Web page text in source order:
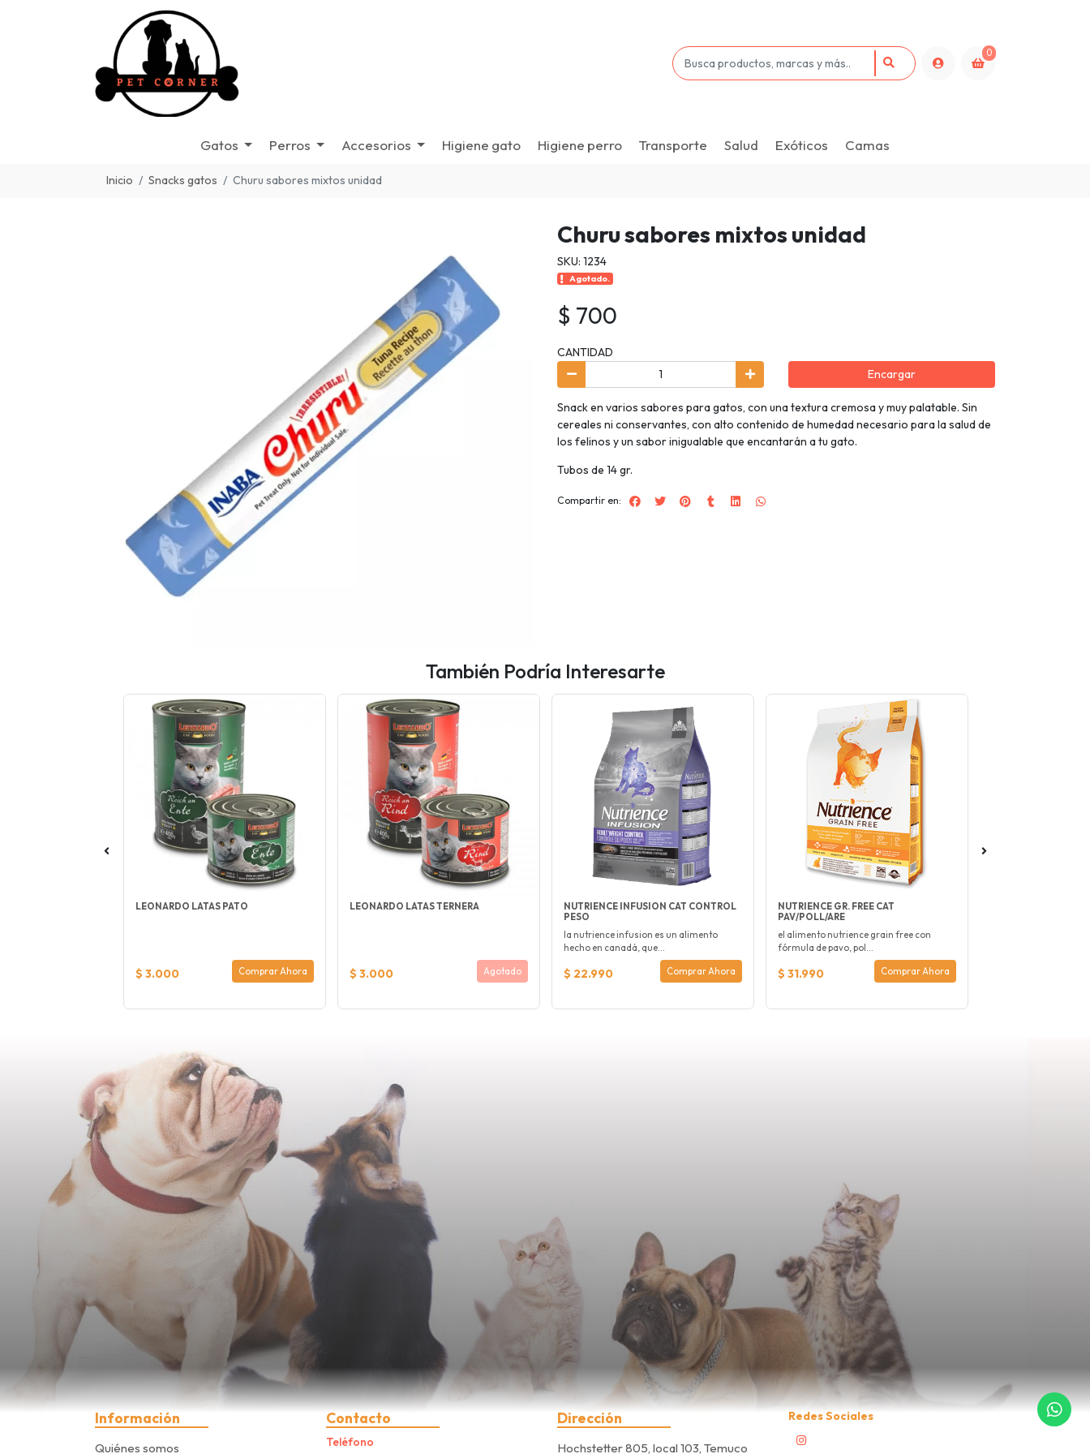
0
Gatos Perros Accesorios Higiene gato Higiene perro Transporte Salud Exóticos Camas
Inicio Snacks gatos Churu sabores mixtos unidad
Churu sabores mixtos unidad
SKU: 1234
Agotado.
$ 700
CANTIDAD
Encargar
Snack en varios sabores para gatos, con una textura cremosa y muy palatable. Sin
cereales ni conservantes, con alto contenido de humedad necesario para la salud de
los felinos y un sabor inigualable que encantarán a tu gato.
Tubos de 14 gr.
Compartir en:
También Podría Interesarte
LEONARDO LATAS PATO
$ 3.000 Comprar Ahora
LEONARDO LATAS TERNERA
$ 3.000 Agotado
NUTRIENCE INFUSION CAT CONTROL
PESO
la nutrience infusion es un alimento
hecho en canadá, que...
$ 22.990 Comprar Ahora
NUTRIENCE GR. FREE CAT
PAV/POLL/ARE
el alimento nutrience grain free con
fórmula de pavo, pol...
$ 31.990 Comprar Ahora
Información
Quiénes somos
Contacto
Teléfono
Dirección
Hochstetter 805, local 103, Temuco
Redes Sociales